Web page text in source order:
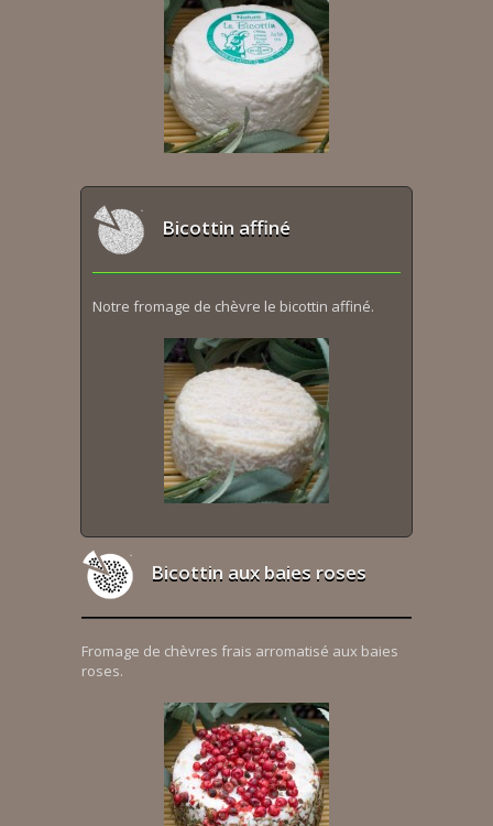
Bicottin affiné
Notre fromage de chèvre le bicottin affiné.
Bicottin aux baies roses
Fromage de chèvres frais arromatisé aux baies
roses.